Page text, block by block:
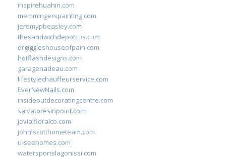
inspirehuahin.com
memmingerspainting.com
jeremypbeasley.com
thesandwichdepotcos.com
drgiggleshouseofpain.com
hotflashdesigns.com
garagenadeau.com
lifestylechauffeurservice.com
EverNewNails.com
insideoutdecoratingcentre.com
salvatoresinpoint.com
jovialfloralco.com
johnlscotthometeam.com
u-seehomes.com
watersportslagonissi.com